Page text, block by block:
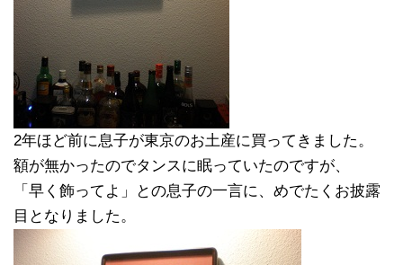
2年ほど前に息子が東京のお土産に買ってきました。
額が無かったのでタンスに眠っていたのですが、
「早く飾ってよ」との息子の一言に、めでたくお披露
目となりました。